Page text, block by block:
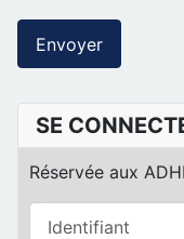
Envoyer
SE
Réservée aux